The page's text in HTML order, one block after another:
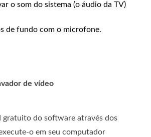
o som do sistema (o áudio da TV)
de fundo com o microfone.
de vídeo
gratuito do software através dos
o em seu computador